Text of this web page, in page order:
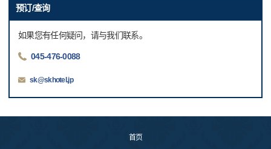
预订/查询
如果您有任何疑问，请与我们联系。
045-476-0088
sk@skhotel.jp
首页